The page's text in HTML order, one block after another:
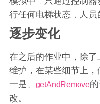
行任何电梯状态，人员
逐步变化
在之后的作业中，除
维护，在某些细节上，
一是、getAndRemove
改。